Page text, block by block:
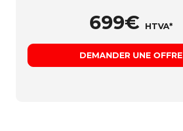
699€ HTVA*
DEMANDER UNE OFFRE